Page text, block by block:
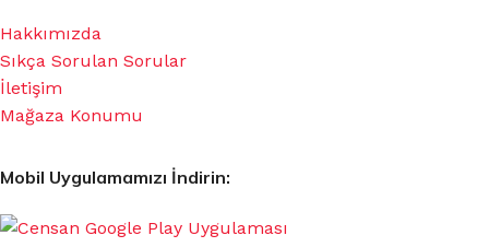
Hakkımızda
Sıkça Sorulan Sorular
İletişim
Mağaza Konumu
Mobil Uygulamamızı İndirin: